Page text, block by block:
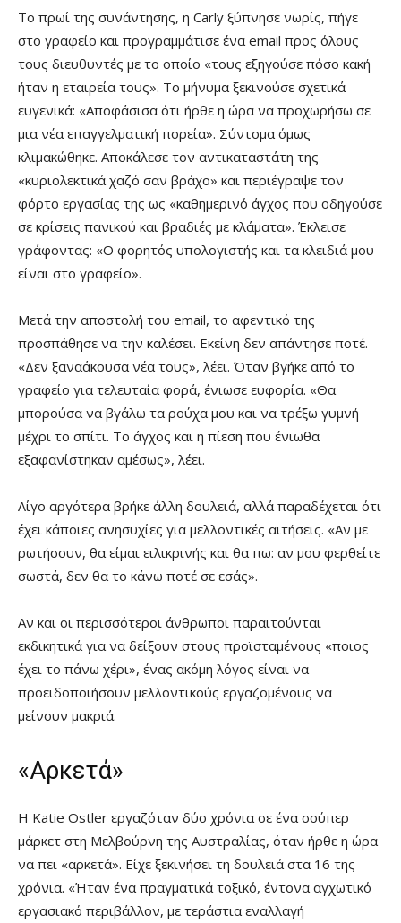
Το πρωί της συνάντησης, η Carly ξύπνησε νωρίς, πήγε
στο γραφείο και προγραμμάτισε ένα email προς όλους
τους διευθυντές με το οποίο «τους εξηγούσε πόσο κακή
ήταν η εταιρεία τους». Το μήνυμα ξεκινούσε σχετικά
ευγενικά: «Αποφάσισα ότι ήρθε η ώρα να προχωρήσω σε
μια νέα επαγγελματική πορεία». Σύντομα όμως
κλιμακώθηκε. Αποκάλεσε τον αντικαταστάτη της
«κυριολεκτικά χαζό σαν βράχο» και περιέγραψε τον
φόρτο εργασίας της ως «καθημερινό άγχος που οδηγούσε
σε κρίσεις πανικού και βραδιές με κλάματα». Έκλεισε
γράφοντας: «Ο φορητός υπολογιστής και τα κλειδιά μου
είναι στο γραφείο».
Μετά την αποστολή του email, το αφεντικό της
προσπάθησε να την καλέσει. Εκείνη δεν απάντησε ποτέ.
«Δεν ξαναάκουσα νέα τους», λέει. Όταν βγήκε από το
γραφείο για τελευταία φορά, ένιωσε ευφορία. «Θα
μπορούσα να βγάλω τα ρούχα μου και να τρέξω γυμνή
μέχρι το σπίτι. Το άγχος και η πίεση που ένιωθα
εξαφανίστηκαν αμέσως», λέει.
Λίγο αργότερα βρήκε άλλη δουλειά, αλλά παραδέχεται ότι
έχει κάποιες ανησυχίες για μελλοντικές αιτήσεις. «Αν με
ρωτήσουν, θα είμαι ειλικρινής και θα πω: αν μου φερθείτε
σωστά, δεν θα το κάνω ποτέ σε εσάς».
Αν και οι περισσότεροι άνθρωποι παραιτούνται
εκδικητικά για να δείξουν στους προϊσταμένους «ποιος
έχει το πάνω χέρι», ένας ακόμη λόγος είναι να
προειδοποιήσουν μελλοντικούς εργαζομένους να
μείνουν μακριά.
«Αρκετά»
Η Katie Ostler εργαζόταν δύο χρόνια σε ένα σούπερ
μάρκετ στη Μελβούρνη της Αυστραλίας, όταν ήρθε η ώρα
να πει «αρκετά». Είχε ξεκινήσει τη δουλειά στα 16 της
χρόνια. «Ήταν ένα πραγματικά τοξικό, έντονα αγχωτικό
εργασιακό περιβάλλον, με τεράστια εναλλαγή